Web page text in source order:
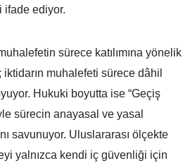
ifade ediyor.
sürece katılımına yönelik
muhalefeti sürece dâhil
Hukuki boyutta ise “Geçiş
sürecin anayasal ve yasal
savunuyor. Uluslararası ölçekte
yalnızca kendi iç güvenliği için